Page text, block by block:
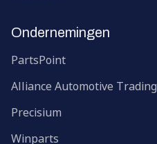
Ondernemingen
PartsPoint
Alliance Automotive Trading
Precisium
Winparts